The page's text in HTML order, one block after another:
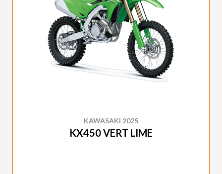
KAWASAKI 2025
KX450 VERT LIME